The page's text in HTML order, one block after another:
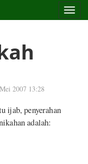
Toggle
2007 13:28
ijab, penyerahan
adalah: